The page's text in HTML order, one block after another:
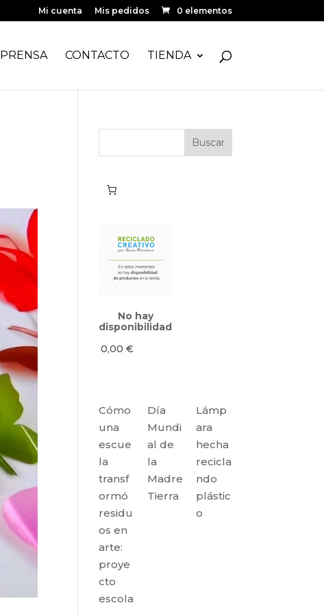
Mi cuenta Mis pedidos 0 elementos
PRENSA CONTACTO TIENDA
No hay
disponibilidad
0,00€
Cómo
una
escue
la
transf
ormó
residu
os en
arte:
proye
cto
escola
Día
Mundi
al de
la
Madre
Tierra
Lámp
ara
hecha
recicla
ndo
plástic
o